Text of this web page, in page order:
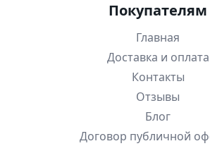
Покупателям
Главная
Доставка и оплата
Контакты
Отзывы
Блог
Договор публичной